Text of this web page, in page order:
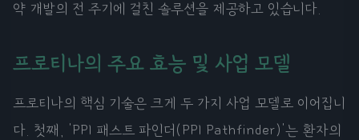
약 개발의 전 주기에 걸친 솔루션을 제공하고 있습니다.
프로티나의 주요 효능 및 사업 모델
프로티나의 핵심 기술은 크게 두 가지 사업 모델로 이어집니
다. 첫째, 'PPI 패스트 파인더(PPI Pathfinder)'는 환자의